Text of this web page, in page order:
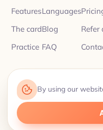
Features
The card
Practice
Languages
Blog
FAQ
Refer
© 2026 My Lingua Cards ·
Learn 18 languages, one
By using our